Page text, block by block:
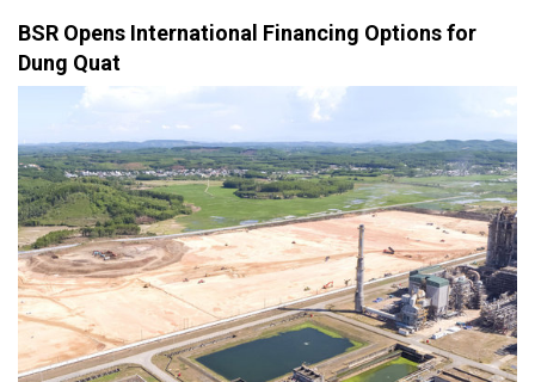
BSR Opens International Financing Options for
Dung Quat